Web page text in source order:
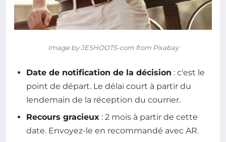
Image by JESHOOTS-com from Pixabay
Date de notification de la décision : c'est le
point de départ. Le délai court à partir du
lendemain de la réception du courrier.
Recours gracieux : 2 mois à partir de cette
date. Envoyez-le en recommandé avec AR.